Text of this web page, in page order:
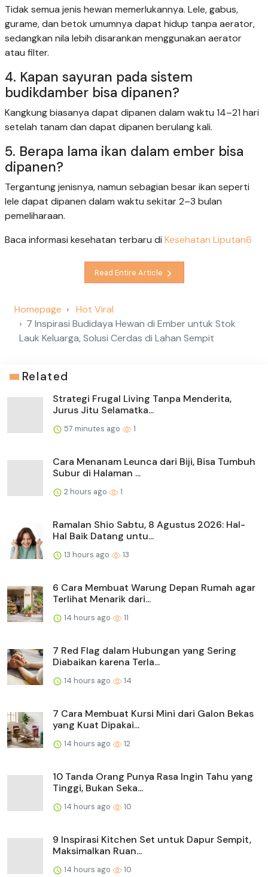
Tidak semua jenis hewan memerlukannya. Lele, gabus,
gurame, dan betok umumnya dapat hidup tanpa aerator,
sedangkan nila lebih disarankan menggunakan aerator
atau filter.
4. Kapan sayuran pada sistem
budikdamber bisa dipanen?
Kangkung biasanya dapat dipanen dalam waktu 14–21 hari
setelah tanam dan dapat dipanen berulang kali.
5. Berapa lama ikan dalam ember bisa
dipanen?
Tergantung jenisnya, namun sebagian besar ikan seperti
lele dapat dipanen dalam waktu sekitar 2–3 bulan
pemeliharaan.
Baca informasi kesehatan terbaru di Kesehatan Liputan6
Read Entire Article
Homepage
Hot Viral
7 Inspirasi Budidaya Hewan di Ember untuk Stok
Lauk Keluarga, Solusi Cerdas di Lahan Sempit
Related
Strategi Frugal Living Tanpa Menderita,
Jurus Jitu Selamatka...
57 minutes ago 1
Cara Menanam Leunca dari Biji, Bisa Tumbuh
Subur di Halaman ...
2 hours ago 1
Ramalan Shio Sabtu, 8 Agustus 2026: Hal-
Hal Baik Datang untu...
13 hours ago 13
6 Cara Membuat Warung Depan Rumah agar
Terlihat Menarik dari...
14 hours ago 11
7 Red Flag dalam Hubungan yang Sering
Diabaikan karena Terla...
14 hours ago 14
7 Cara Membuat Kursi Mini dari Galon Bekas
yang Kuat Dipakai...
14 hours ago 12
10 Tanda Orang Punya Rasa Ingin Tahu yang
Tinggi, Bukan Seka...
14 hours ago 10
9 Inspirasi Kitchen Set untuk Dapur Sempit,
Maksimalkan Ruan...
14 hours ago 10